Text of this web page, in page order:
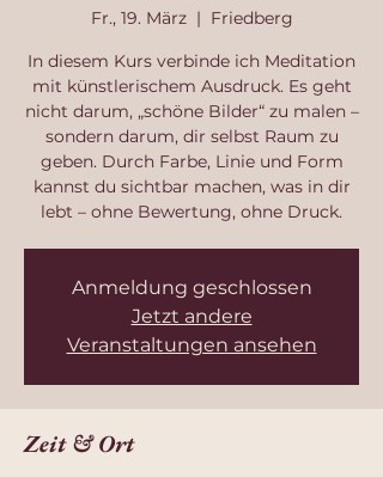
Fr., 19. März
  |
Friedberg
In diesem Kurs verbinde ich Meditation
mit künstlerischem Ausdruck. Es geht
nicht darum, „schöne Bilder“ zu malen –
sondern darum, dir selbst Raum zu
geben. Durch Farbe, Linie und Form
kannst du sichtbar machen, was in dir
lebt – ohne Bewertung, ohne Druck.
Anmeldung geschlossen
Jetzt andere
Veranstaltungen ansehen
Zeit & Ort